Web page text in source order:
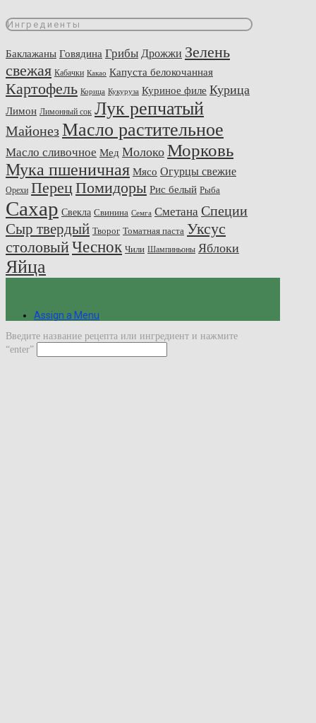
Ингредиенты
Баклажаны Говядина Грибы Дрожжи Зелень
свежая Кабачки Какао Капуста белокочанная
Картофель Корица Кукуруза Куриное филе Курица
Лимон Лимонный сок Лук репчатый
МайонезМасло растительное
Масло сливочное Мед Молоко Морковь
Мука пшеничная Мясо Огурцы свежие
Орехи ПерецПомидоры Рис белый Рыба
Сахар Свекла Свинина Семга Сметана Специи
Сыр твердый Творог Томатная паста Уксус
столовыйЧеснок Чили Шампиньоны Яблоки
Яйца
Assign a Menu
Введите название рецепта или ингредиент и нажмите
“enter”